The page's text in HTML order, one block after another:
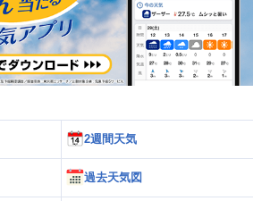
2週間天気
過去天気図